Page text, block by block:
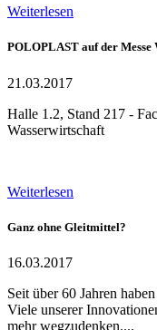
Weiterlesen
POLOPLAST auf der
21.03.2017
Halle 1.2, Stand 217 -
Wasserwirtschaft
Weiterlesen
Ganz ohne Gleitmittel?
16.03.2017
Seit über 60 Jahren
Viele unserer
mehr wegzudenken....